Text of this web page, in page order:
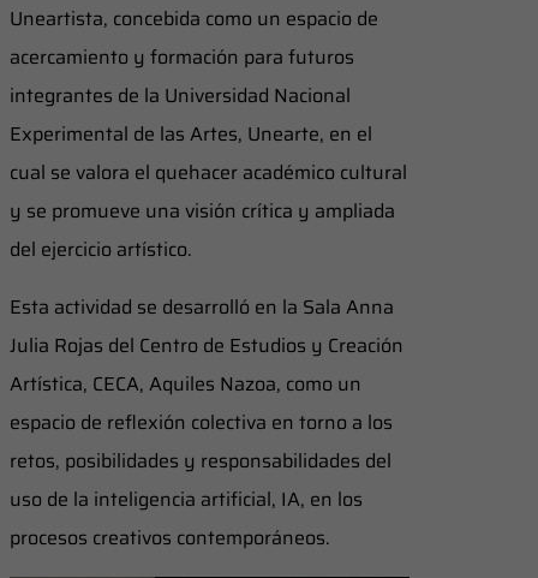
Uneartista, concebida como un espacio de
acercamiento y formación para futuros
integrantes de la Universidad Nacional
Experimental de las Artes, Unearte, en el
cual se valora el quehacer académico cultural
y se promueve una visión crítica y ampliada
del ejercicio artístico.
Esta actividad se desarrolló en la Sala Anna
Julia Rojas del Centro de Estudios y Creación
Artística, CECA, Aquiles Nazoa, como un
espacio de reflexión colectiva en torno a los
retos, posibilidades y responsabilidades del
uso de la inteligencia artificial, IA, en los
procesos creativos contemporáneos.